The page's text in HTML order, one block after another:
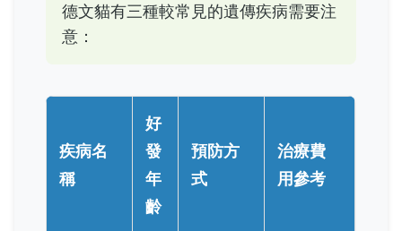
德文貓有三種較常見的遺傳疾病需要注
意：
疾病名
稱
好
發
年
齡
預防方
式
治療費
用參考